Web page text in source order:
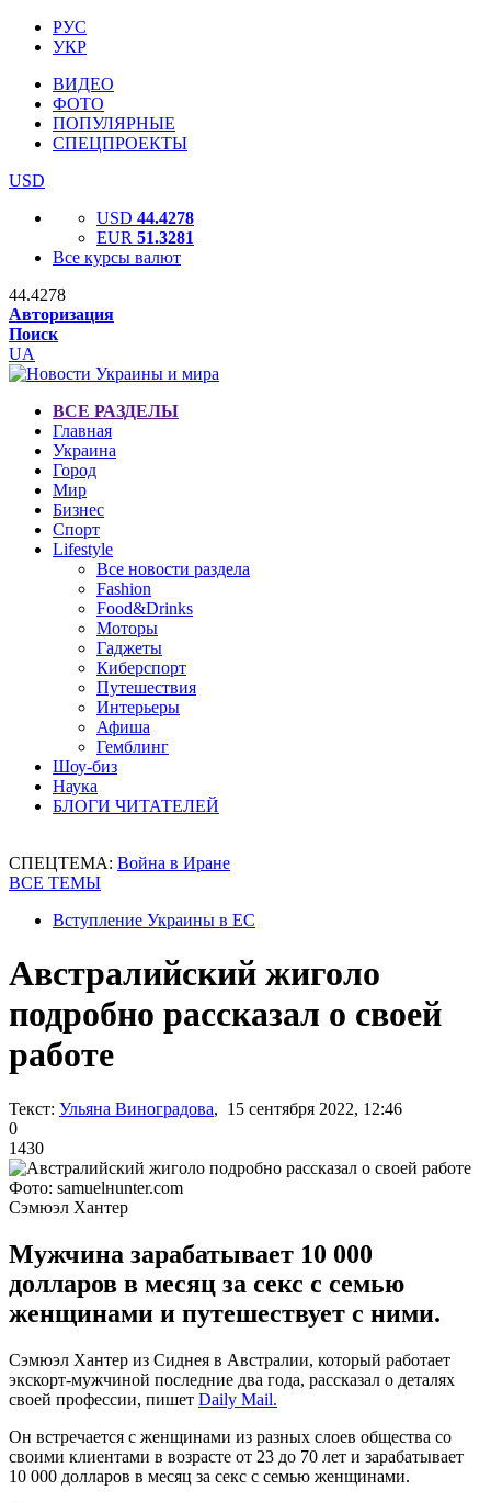
РУС
УКР
ВИДЕО
ФОТО
ПОПУЛЯРНЫЕ
СПЕЦПРОЕКТЫ
USD
USD 44.4278
EUR 51.3281
Все курсы валют
44.4278
Авторизация
Поиск
UA
ВСЕ РАЗДЕЛЫ
Главная
Украина
Город
Мир
Бизнес
Спорт
Lifestyle
Все новости раздела
Fashion
Food&Drinks
Моторы
Гаджеты
Киберспорт
Путешествия
Интерьеры
Афиша
Гемблинг
Шоу-биз
Наука
БЛОГИ ЧИТАТЕЛЕЙ
СПЕЦТЕМА: Война в Иране
ВСЕ ТЕМЫ
Вступление Украины в ЕС
Австралийский жиголо
подробно рассказал о своей
работе
Текст: Ульяна Виноградова, 15 сентября 2022, 12:46
0
1430
Фото: samuelнunter.соm
Сэмюэл Хантер
Мужчина зарабатывает 10 000
долларов в месяц за секс с семью
женщинами и путешествует с ними.
Сэмюэл Хантер из Сиднея в Австралии, который работает
экскорт-мужчиной последние два года, рассказал о деталях
своей профессии, пишет Daily Mail.
Он встречается с женщинами из разных слоев общества со
своими клиентами в возрасте от 23 до 70 лет и зарабатывает
10 000 долларов в месяц за секс с семью женщинами.